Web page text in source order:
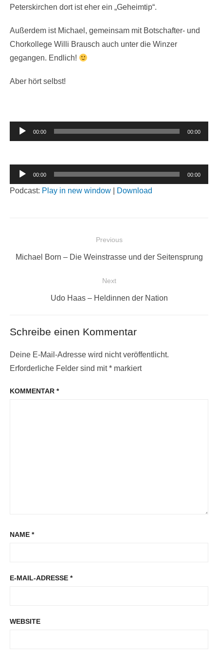
Peterskirchen dort ist eher ein „Geheimtip“.
Außerdem ist Michael, gemeinsam mit Botschafter- und
Chorkollege Willi Brausch auch unter die Winzer
gegangen. Endlich!
Aber hört selbst!
Audio-
Player
00:00 00:00
Audio-
Player
00:00 00:00
Podcast: Play in new window Download
BeitragsnavigationPrevious
Previous
Michael Born – Die Weinstrasse und der Seitensprung
Next
Next
Udo Haas – Heldinnen der Nation
Schreibe einen Kommentar
Deine E-Mail-Adresse wird nicht veröffentlicht.
Erforderliche Felder sind mit* markiert
KOMMENTAR *
NAME *
E-MAIL-ADRESSE *
WEBSITE